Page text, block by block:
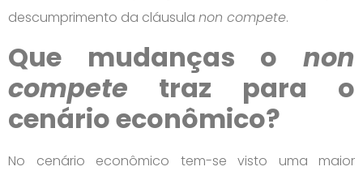
descumprimento da cláusula non compete.
Que mudanças o non
compete traz para o
cenário econômico?
No cenário econômico tem-se visto uma maior